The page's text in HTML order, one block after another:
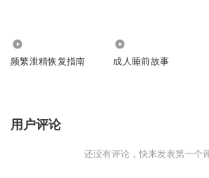
频繁泄精恢复指南 成人睡前故事
用户评论
还没有评论，快来发表第一个